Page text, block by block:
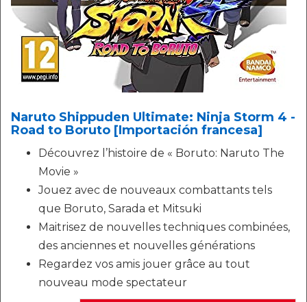
Naruto Shippuden Ultimate: Ninja Storm 4 -
Road to Boruto [Importación francesa]
Découvrez l’histoire de « Boruto: Naruto The
Movie »
Jouez avec de nouveaux combattants tels
que Boruto, Sarada et Mitsuki
Maitrisez de nouvelles techniques combinées,
des anciennes et nouvelles générations
Regardez vos amis jouer grâce au tout
nouveau mode spectateur